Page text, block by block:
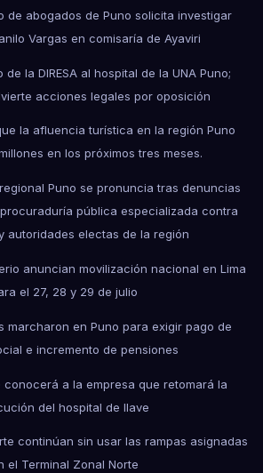
de abogados de Puno solicita investigar
Vargas en comisaría de Ayaviri
la DIRESA al hospital de la UNA Puno;
acciones legales por oposición
la afluencia turística en la región Puno
en los próximos tres meses.
Puno se pronuncia tras denuncias
pública especializada contra
autoridades electas de la región
anuncian movilización nacional en Lima
el 27, 28 y 29 de julio
marcharon en Puno para exigir pago de
e incremento de pensiones
conocerá a la empresa que retomará la
del hospital de Ilave
continúan sin usar las rampas asignadas
el Terminal Zonal Norte